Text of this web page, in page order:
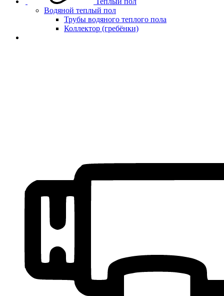
Водяной теплый пол
Трубы водяного теплого пола
Коллектор (гребёнки)